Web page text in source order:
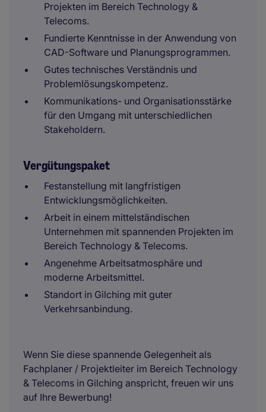
Projekten im Bereich Technology &
Telecoms.
Fundierte Kenntnisse in der Anwendung von
CAD-Software und Planungsprogrammen.
Gutes technisches Verständnis und
Problemlösungskompetenz.
Kommunikations- und Organisationsstärke
für den Umgang mit unterschiedlichen
Stakeholdern.
Vergütungspaket
Festanstellung mit langfristigen
Entwicklungsmöglichkeiten.
Arbeit in einem mittelständischen
Unternehmen mit spannenden Projekten im
Bereich Technology & Telecoms.
Angenehme Arbeitsatmosphäre und
moderne Arbeitsmittel.
Standort in Gilching mit guter
Verkehrsanbindung.
Wenn Sie diese spannende Gelegenheit als
Fachplaner / Projektleiter im Bereich Technology
& Telecoms in Gilching anspricht, freuen wir uns
auf Ihre Bewerbung!